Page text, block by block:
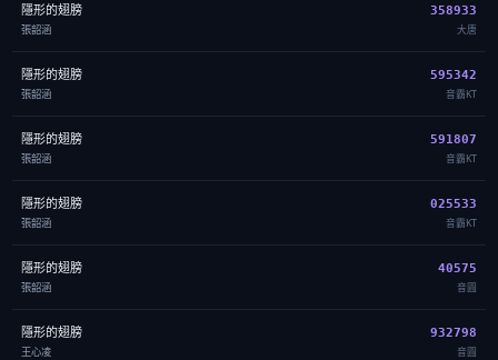
隱形的翅膀
張韶涵
358933
大唐
隱形的翅膀
張韶涵
595342
音霸KT
隱形的翅膀
張韶涵
591807
音霸KT
隱形的翅膀
張韶涵
025533
音霸KT
隱形的翅膀
張韶涵
40575
音圓
隱形的翅膀
王心凌
932798
音圓